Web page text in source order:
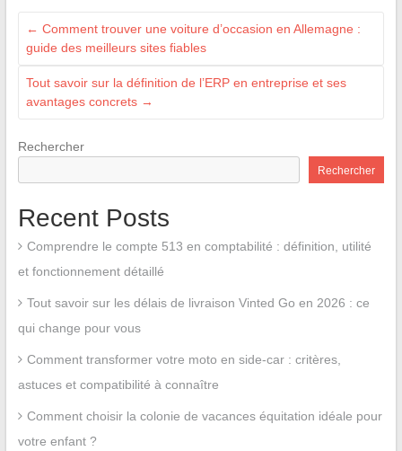
← Comment trouver une voiture d’occasion en Allemagne :
guide des meilleurs sites fiables
Tout savoir sur la définition de l’ERP en entreprise et ses
avantages concrets →
Rechercher
Rechercher
Recent Posts
Comprendre le compte 513 en comptabilité : définition, utilité
et fonctionnement détaillé
Tout savoir sur les délais de livraison Vinted Go en 2026 : ce
qui change pour vous
Comment transformer votre moto en side-car : critères,
astuces et compatibilité à connaître
Comment choisir la colonie de vacances équitation idéale pour
votre enfant ?